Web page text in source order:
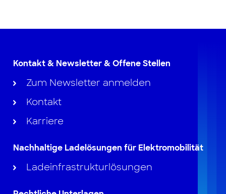
Kontakt & Newsletter & Offene Stellen
Zum Newsletter anmelden
Kontakt
Karriere
Nachhaltige Ladelösungen für Elektromobilität
Ladeinfrastrukturlösungen